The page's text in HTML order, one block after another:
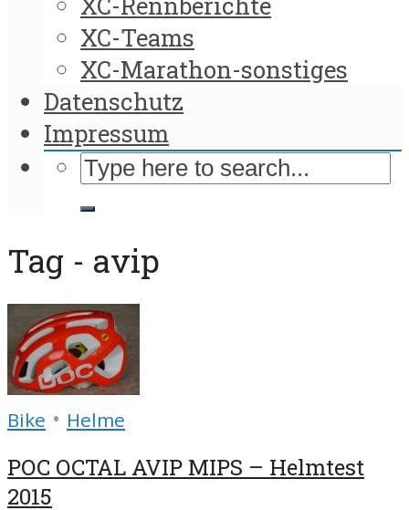
XC-Teams
XC-Marathon-sonstiges
Datenschutz
Impressum
Tag - avip
Bike • Helme
POC OCTAL AVIP MIPS – Helmtest
2015